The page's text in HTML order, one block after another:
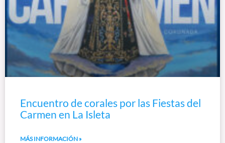
Encuentro de corales por las Fiestas del
Carmen en La Isleta
MÁS INFORMACIÓN »